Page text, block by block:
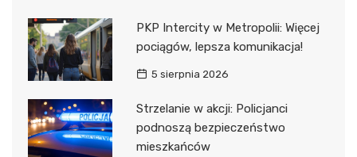
PKP Intercity w Metropolii: Więcej
pociągów, lepsza komunikacja!
5 sierpnia 2026
Strzelanie w akcji: Policjanci
podnoszą bezpieczeństwo
mieszkańców